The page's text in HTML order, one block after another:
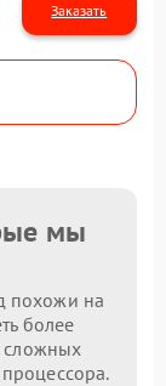
мы
похожи на
более
сложных